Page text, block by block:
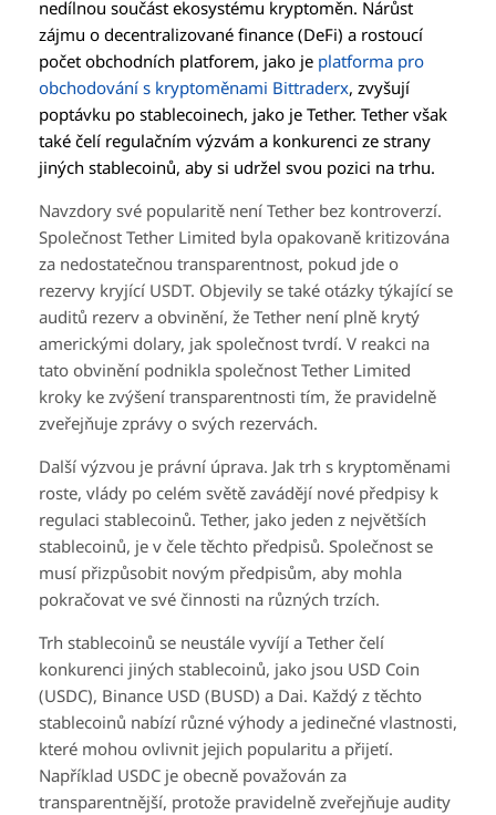
nedílnou součást ekosystému kryptoměn. Nárůst
zájmu o decentralizované finance (DeFi) a rostoucí
počet obchodních platforem, jako je platforma pro
obchodování s kryptoměnami Bittraderx, zvyšují
poptávku po stablecoinech, jako je Tether. Tether však
také čelí regulačním výzvám a konkurenci ze strany
jiných stablecoinů, aby si udržel svou pozici na trhu.
Navzdory své popularitě není Tether bez kontroverzí.
Společnost Tether Limited byla opakovaně kritizována
za nedostatečnou transparentnost, pokud jde o
rezervy kryjící USDT. Objevily se také otázky týkající se
auditů rezerv a obvinění, že Tether není plně krytý
americkými dolary, jak společnost tvrdí. V reakci na
tato obvinění podnikla společnost Tether Limited
kroky ke zvýšení transparentnosti tím, že pravidelně
zveřejňuje zprávy o svých rezervách.
Další výzvou je právní úprava. Jak trh s kryptoměnami
roste, vlády po celém světě zavádějí nové předpisy k
regulaci stablecoinů. Tether, jako jeden z největších
stablecoinů, je v čele těchto předpisů. Společnost se
musí přizpůsobit novým předpisům, aby mohla
pokračovat ve své činnosti na různých trzích.
Trh stablecoinů se neustále vyvíjí a Tether čelí
konkurenci jiných stablecoinů, jako jsou USD Coin
(USDC), Binance USD (BUSD) a Dai. Každý z těchto
stablecoinů nabízí různé výhody a jedinečné vlastnosti,
které mohou ovlivnit jejich popularitu a přijetí.
Například USDC je obecně považován za
transparentnější, protože pravidelně zveřejňuje audity